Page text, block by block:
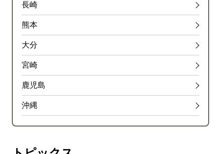
長崎
熊本
大分
宮崎
鹿児島
沖縄